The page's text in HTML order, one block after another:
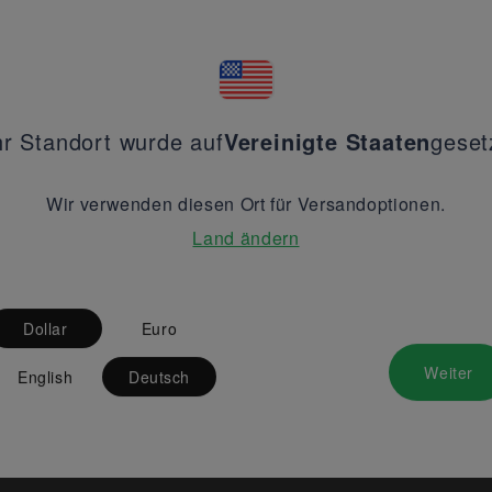
Standort wurde aufVereinigte Staaten
Wir verwenden diesen Ort für Versandoptionen.
Land ändern
Dollar Euro
English Deutsch Weiter